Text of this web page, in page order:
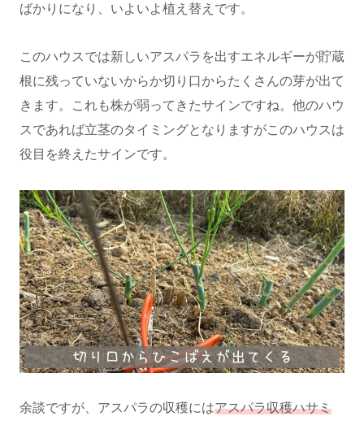
ばかりになり、いよいよ植え替えです。
このハウスでは新しいアスパラを出すエネルギーが貯蔵
根に残っていないからか切り口からたくさんの芽が出て
きます。これも株が弱ってきたサインですね。他のハウ
スであれば立茎のタイミングとなりますがこのハウスは
役目を終えたサインです。
余談ですが、アスパラの収穫にはアスパラ収穫ハサミ